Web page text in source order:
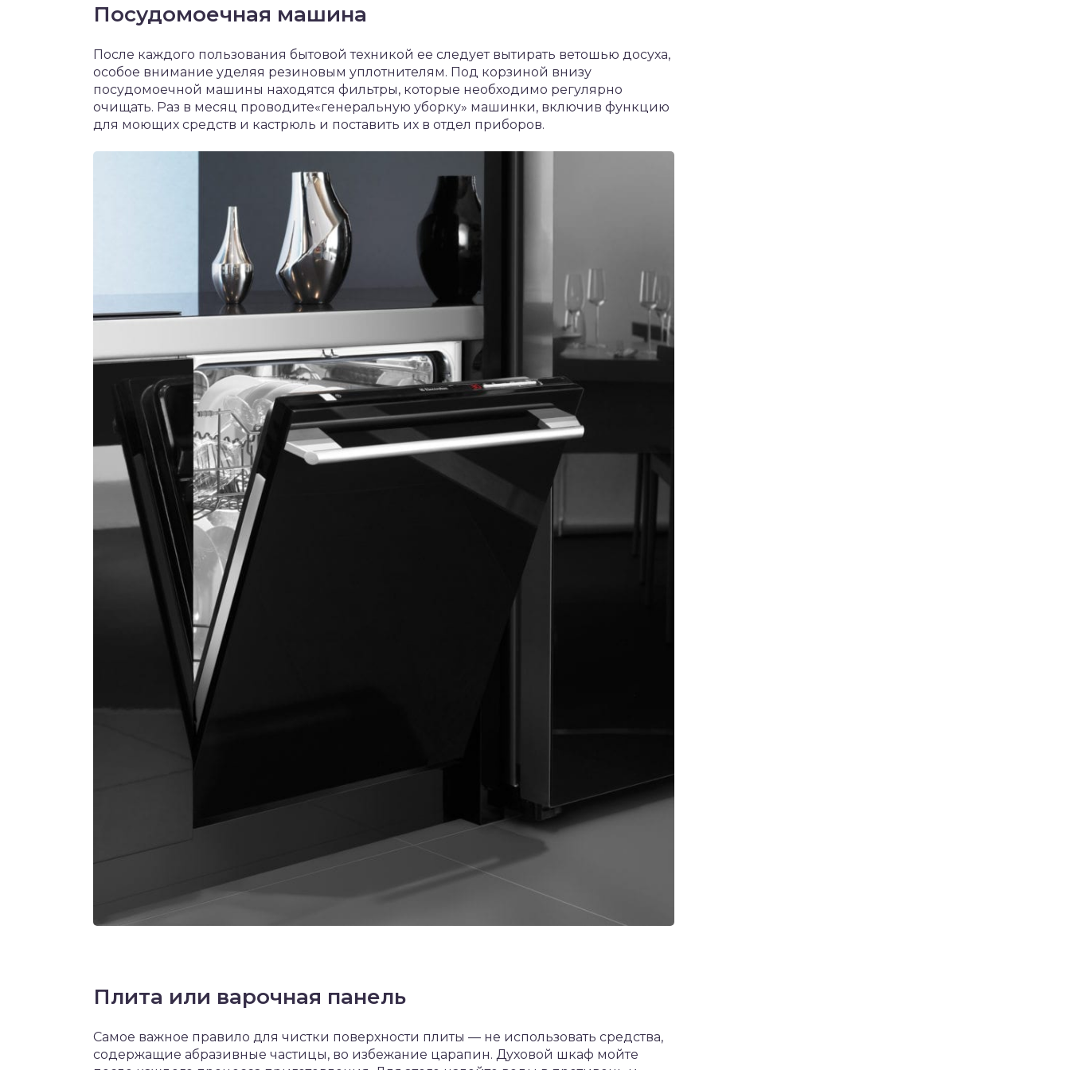
Посудомоечная машина
После каждого пользования бытовой техникой ее следует вытирать ветошью досуха,
особое внимание уделяя резиновым уплотнителям. Под корзиной внизу
посудомоечной машины находятся фильтры, которые необходимо регулярно
очищать. Раз в месяц проводите«генеральную уборку» машинки, включив функцию
для моющих средств и кастрюль и поставить их в отдел приборов.
Плита или варочная панель
Самое важное правило для чистки поверхности плиты — не использовать средства,
содержащие абразивные частицы, во избежание царапин. Духовой шкаф мойте